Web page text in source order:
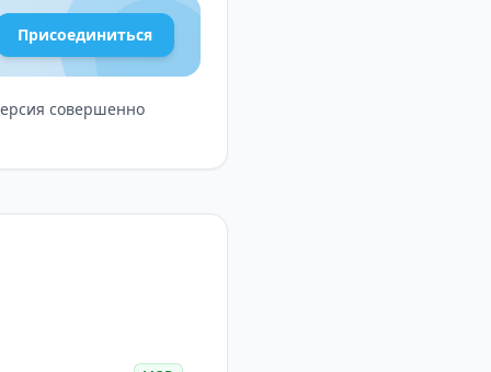
ассистент
и сделать
Присоединиться
совершенно